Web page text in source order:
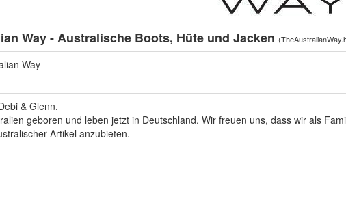
Way - Australische Boots, Hüte und Jacken (
Way -------
& Glenn.
geboren und leben jetzt in Deutschland. Wir freuen uns, dass wir als
Artikel anzubieten.